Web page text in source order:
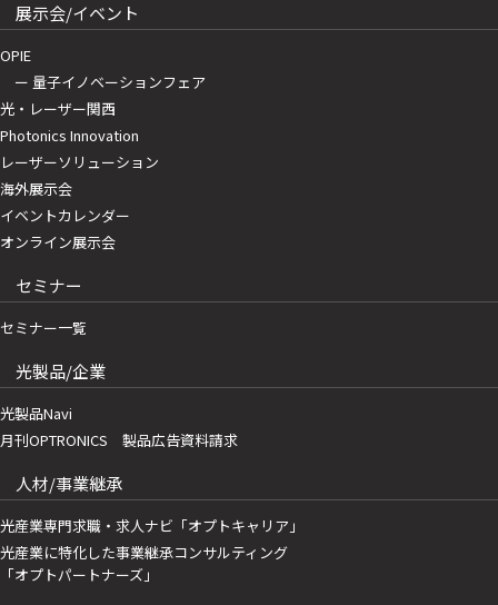
展示会/イベント
OPIE
ー 量子イノベーションフェア
光・レーザー関西
Photonics Innovation
レーザーソリューション
海外展示会
イベントカレンダー
オンライン展示会
セミナー
セミナー一覧
光製品/企業
光製品Navi
月刊OPTRONICS 製品広告資料請求
人材/事業継承
光産業専門求職・求人ナビ「オプトキャリア」
光産業に特化した事業継承コンサルティング
「オプトパートナーズ」